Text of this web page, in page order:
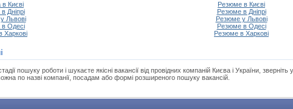
в Києві
Резюме в Києві
Дніпрі
Резюме в Дніпрі
Львові
Резюме у Львові
в Одесі
Резюме в Одесі
Харкові
Резюме в Харкові
пошуку роботи і шукаєте якісні вакансії від провідних компаній Києва і України,
по назві компанії, посадам або формі розширеного пошуку вакансій.